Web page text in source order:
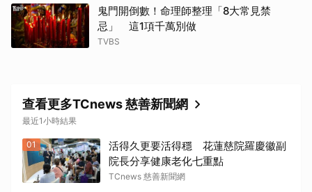
鬼門開倒數！命理師整理「8大常見禁
忌」 這1項千萬別做
TVBS
查看更多TCnews 慈善新聞網
最近1小時結果
01
活得久更要活得穩 花蓮慈院羅慶徽副
院長分享健康老化七重點
TCnews 慈善新聞網